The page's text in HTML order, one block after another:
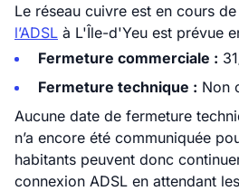
Le réseau cuivre est en cours
l’ADSL à L'Île-d'Yeu est prévue
Fermeture commerciale :
Fermeture technique : Non
Aucune date de fermeture
n’a encore été communiquée
habitants peuvent donc
connexion ADSL en attendant